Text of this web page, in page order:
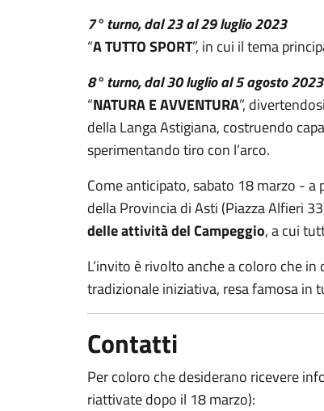
7° turno, dal 23 al 29 luglio 2023
“A TUTTO SPORT”, in cui il tema
8° turno, dal 30 luglio al 5 agosto 2023
“NATURA E AVVENTURA”,
della Langa Astigiana, costruendo
sperimentando tiro con l’arco.
Come anticipato, sabato 18 marzo - a
della Provincia di Asti (Piazza Alfieri
delle attività del Campeggio, a cui
L’invito è rivolto anche a coloro che
tradizionale iniziativa, resa famosa in
Contatti
Per coloro che desiderano ricevere
riattivate dopo il 18 marzo):